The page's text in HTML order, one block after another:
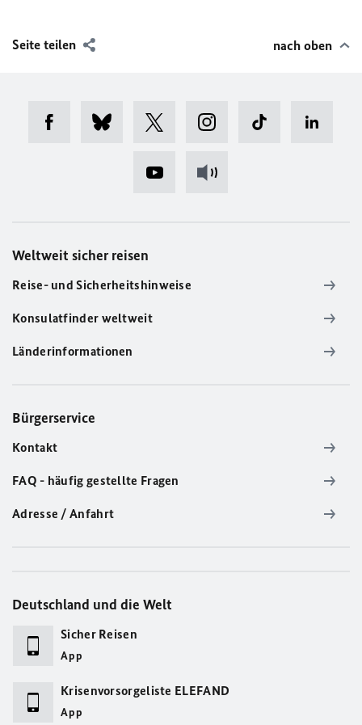
Seite teilen nach oben
Weltweit sicher reisen
Reise- und Sicherheitshinweise
Konsulatfinder weltweit
Länderinformationen
Bürgerservice
Kontakt
FAQ - häufig gestellte Fragen
Adresse / Anfahrt
Deutschland und die Welt
Sicher Reisen
App
Krisenvorsorgeliste ELEFAND
App